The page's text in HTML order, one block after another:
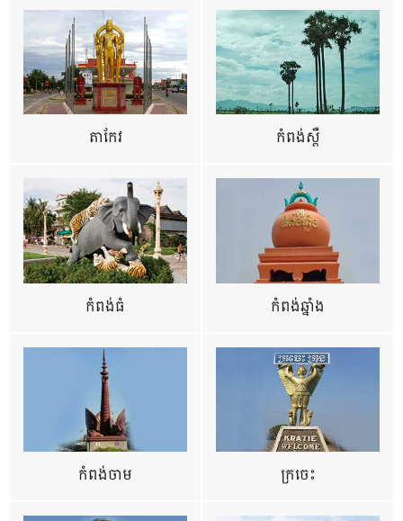
តាកែវ កំពង់ស្ពឺ
កំពង់ធំ កំពង់ឆ្នាំង
កំពង់ចាម ក្រចេះ